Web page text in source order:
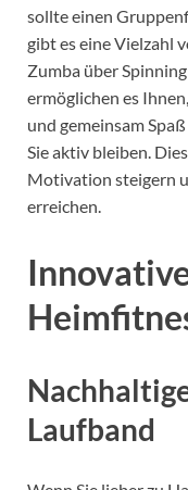
sollte einen
gibt es eine Vielzahl
Zumba über
ermöglichen es
und gemeinsam
Sie aktiv bleiben.
Motivation steigern
erreichen.
Laufband